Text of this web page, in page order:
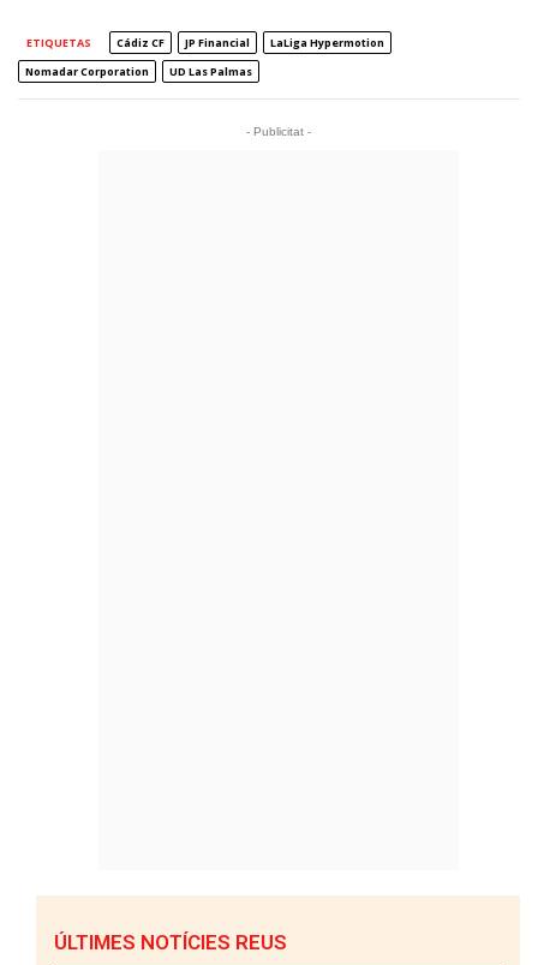
ETIQUETAS Cádiz CF JP Financial
LaLiga Hypermotion
Nomadar Corporation
UD Las Palmas
- Publicitat -
ÚLTIMES NOTÍCIES REUS